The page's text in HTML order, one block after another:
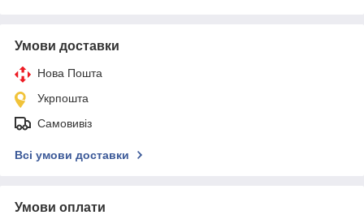
Умови доставки
Нова Пошта
Укрпошта
Самовивіз
Всі умови доставки
Умови оплати